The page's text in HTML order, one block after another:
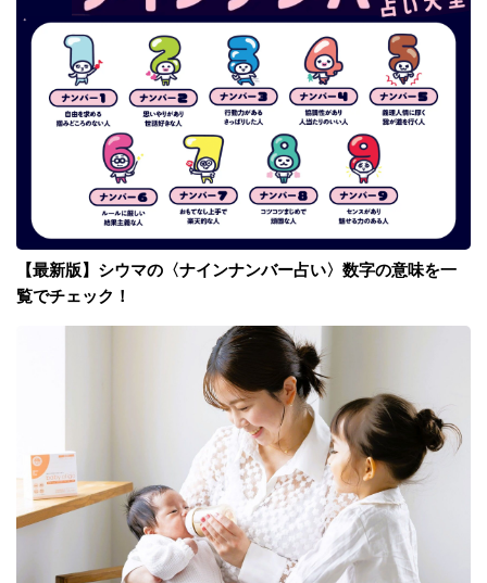
【最新版】シウマの〈ナインナンバー占い〉数字の意味を一
覧でチェック！